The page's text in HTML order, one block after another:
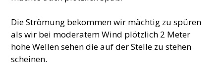
Die Strömung bekommen wir mächtig zu spüren
als wir bei moderatem Wind plötzlich 2 Meter
hohe Wellen sehen die auf der Stelle zu stehen
scheinen.